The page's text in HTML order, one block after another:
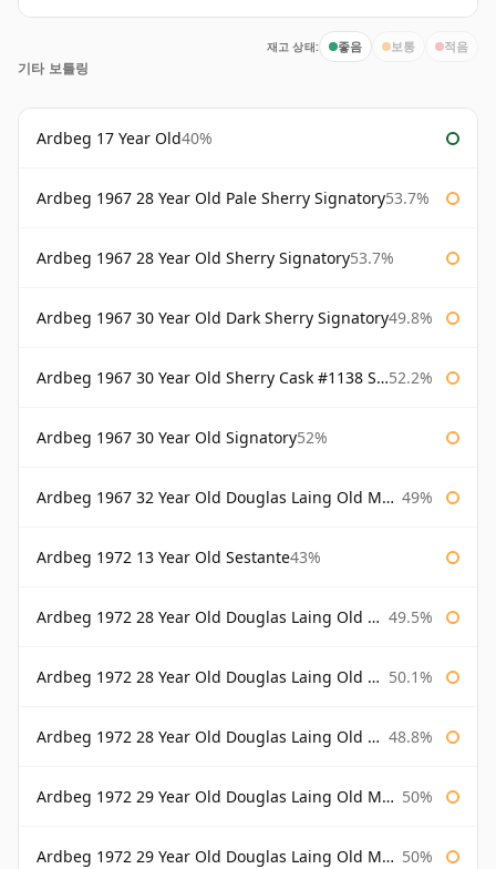
재고 상태: 좋음 보통 적음
기타 보틀링
Ardbeg 17 Year Old40%
Ardbeg 1967 28 Year Old Pale Sherry Signatory53.7%
Ardbeg 1967 28 Year Old Sherry Signatory53.7%
Ardbeg 1967 30 Year Old Dark Sherry Signatory49.8%
Ardbeg 1967 30 Year Old Sherry Cask #1138 Signatory 52.2%
Ardbeg 1967 30 Year Old Signatory52%
Ardbeg 1967 32 Year Old Douglas Laing Old Malt Cask 49%
Ardbeg 1972 13 Year Old Sestante43%
Ardbeg 1972 28 Year Old Douglas Laing Old Malt Cask 49.5%
Ardbeg 1972 28 Year Old Douglas Laing Old Malt Cask Bottled 2000 50.1%
Ardbeg 1972 28 Year Old Douglas Laing Old Malt Cask Bottled 2001 48.8%
Ardbeg 1972 29 Year Old Douglas Laing Old Malt Cask 50%
Ardbeg 1972 29 Year Old Douglas Laing Old Malt Cask Bottled 2001 50%